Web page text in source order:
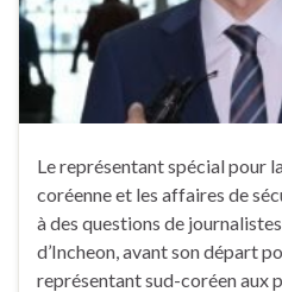
Le représentant spécial pour
coréenne et les affaires de
à des questions de
d’Incheon, avant son départ
représentant sud-coréen aux